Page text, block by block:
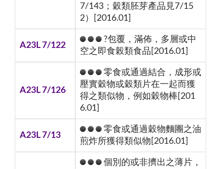
7/143；穀類胚芽產品見7/15
2）[2016.01]
A23L 7/122
?包覆，滿佈，多層或中
空之即食榖類食品[2016.01]
A23L 7/126
零食或通過結合，成形或
壓實穀物或穀類片在一起而獲
得之類似物，例如穀物棒[201
6.01]
A23L 7/13
零食或通過穀物麵團之油
煎炸所獲得類似物[2016.01]
個別的或非擠出之薄片，